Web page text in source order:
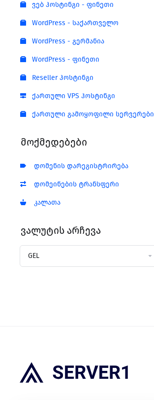
ვებ ჰოსტინგი - ფინეთი
WordPress - საქართველო
WordPress - გერმანია
WordPress - ფინეთი
Reseller ჰოსტინგი
ქართული VPS ჰოსტინგი
ქართული გამოყოფილი სერვერები
მოქმედებები
დომენის დარეგისტრირება
დომეინების ტრანსფერი
კალათა
ვალუტის არჩევა